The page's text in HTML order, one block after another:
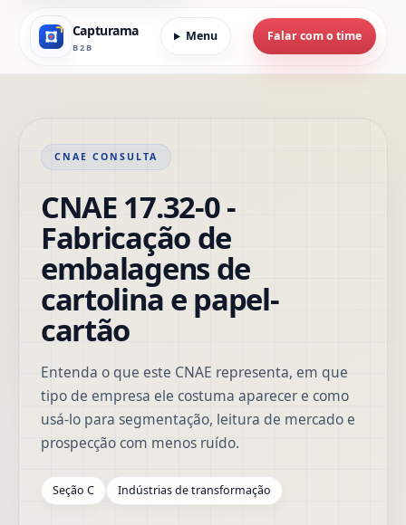
Capturama
B2B
Menu Falar com o time
CNAE CONSULTA
CNAE 17.32-0 -
Fabricação de
embalagens de
cartolina e papel-
cartão
Entenda o que este CNAE representa, em que
tipo de empresa ele costuma aparecer e como
usá-lo para segmentação, leitura de mercado e
prospecção com menos ruído.
Seção C Indústrias de transformação